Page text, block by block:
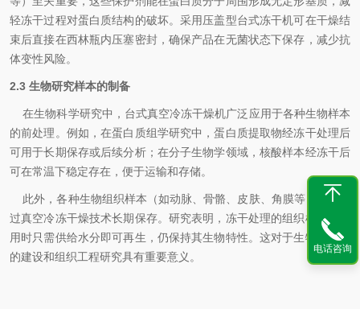
轻冻干过程对蛋白质结构的破坏。采用压盖型台式冻干机可在干燥结
束后直接在西林瓶内压塞密封，确保产品在无菌状态下保存，减少抗
体变性风险。
2.3 生物研究样本的制备
在生物科学研究中，台式真空冷冻干燥机广泛应用于各种生物样本
的前处理。例如，在蛋白质组学研究中，蛋白质提取物经冻干处理后
可用于长期保存或后续分析；在分子生物学领域，核酸样本经冻干后
可在常温下稳定存在，便于运输和存储。
此外，各种生物组织样本（如动脉、骨骼、皮肤、角膜等）也可通
过真空冷冻干燥技术长期保存。研究表明，冻干处理的组织样本在使
用时只需供给水分即可再生，仍保持其生物特性。这对于生物样本库
的建设和组织工程研究具有重要意义。
电话咨询